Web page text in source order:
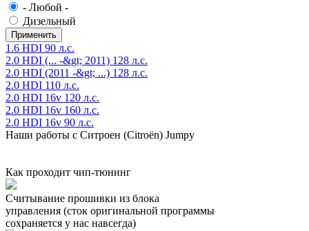
- Любой -
Дизельный
1.6 HDI 90 л.с.
2.0 HDI (... -&gt; 2011) 128 л.с.
2.0 HDI (2011 -&gt; ...) 128 л.с.
2.0 HDI 110 л.с.
2.0 HDI 16v 120 л.с.
2.0 HDI 16v 160 л.с.
2.0 HDI 16v 90 л.с.
Наши работы с Ситроен (Citroën) Jumpy
Как проходит чип-тюнинг
Считывание прошивки из блока
управления (сток оригинальной программы
сохраняется у нас навсегда)